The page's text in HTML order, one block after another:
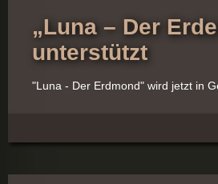
„Luna – Der
unterstützt
"Luna - Der Erdmond" wird jetzt in